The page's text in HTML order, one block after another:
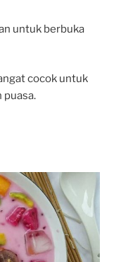
untuk berbuka
cocok untuk
puasa.